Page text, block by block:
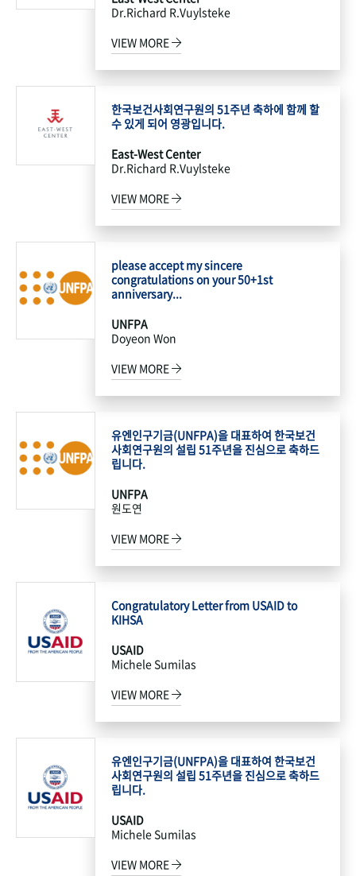
Dr.Richard R.Vuylsteke
VIEW MORE
한국보건사회연구원의 51주년 축하에 함께 할
수 있게 되어 영광입니다.
East-West Center
Dr.Richard R.Vuylsteke
VIEW MORE
please accept my sincere
congratulations on your 50+1st
anniversary...
UNFPA
Doyeon Won
VIEW MORE
유엔인구기금(UNFPA)을 대표하여 한국보건
사회연구원의 설립 51주년을 진심으로 축하드
립니다.
UNFPA
원도연
VIEW MORE
Congratulatory Letter from USAID to
KIHSA
USAID
Michele Sumilas
VIEW MORE
유엔인구기금(UNFPA)을 대표하여 한국보건
사회연구원의 설립 51주년을 진심으로 축하드
립니다.
USAID
Michele Sumilas
VIEW MORE